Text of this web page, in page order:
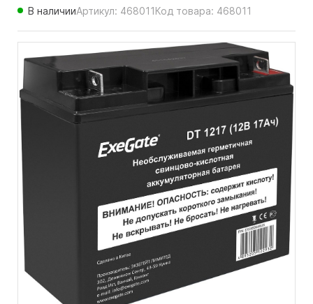
В наличииАртикул: 468011Код товара: 468011